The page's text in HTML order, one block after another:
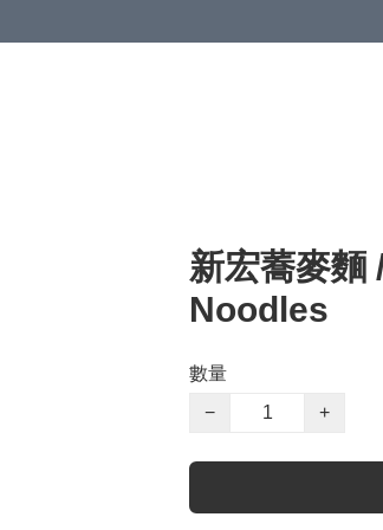
新宏蕎麥麵
Noodles
數量
−
+